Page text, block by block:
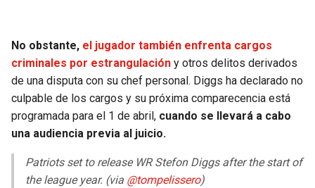
No obstante, el jugador también enfrenta cargos
criminales por estrangulación y otros delitos derivados
de una disputa con su chef personal. Diggs ha declarado no
culpable de los cargos y su próxima comparecencia está
programada para el 1 de abril, cuando se llevará a cabo
una audiencia previa al juicio.
Patriots set to release WR Stefon Diggs after the start of
the league year. (via @tompelissero)